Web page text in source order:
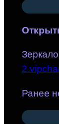
Ранее